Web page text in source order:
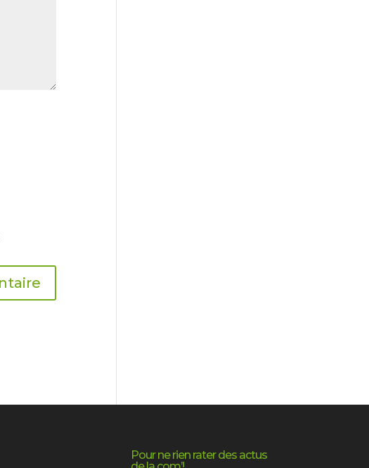
Pour ne rien rater des actus